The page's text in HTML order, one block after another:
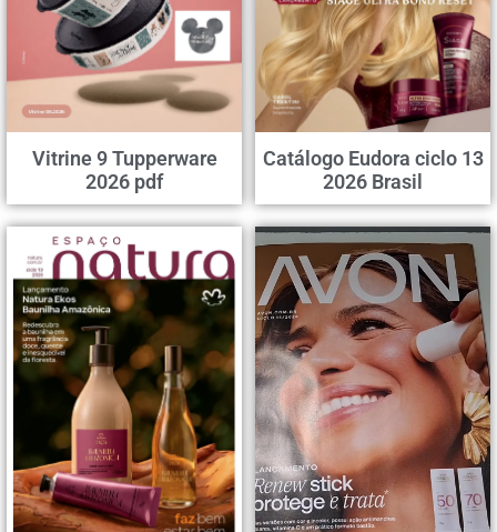
Vitrine 9 Tupperware
2026 pdf
Catálogo Eudora ciclo 13
2026 Brasil